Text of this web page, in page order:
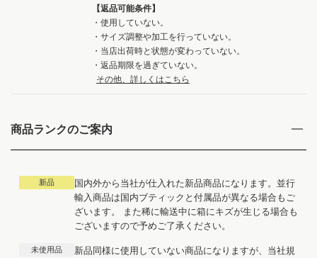
【返品可能条件】
・使用していない。
・サイズ調整や加工を行っていない。
・当店出荷時と状態が変わっていない。
・返品期限を過ぎていない。
その他、詳しくはこちら
商品ランクのご案内
新品
国内外から当社が仕入れた新品商品になります。並行
輸入商品は国内ブティックと付属品が異なる場合もご
ざいます。 また稀に輸送中に箱にキズが生じる場合も
ございますので予めご了承ください。
未使用品
新品同様に使用していない商品になりますが、当社規